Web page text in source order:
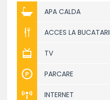
APA CALDA
ACCES LA
TV
PARCARE
INTERNET